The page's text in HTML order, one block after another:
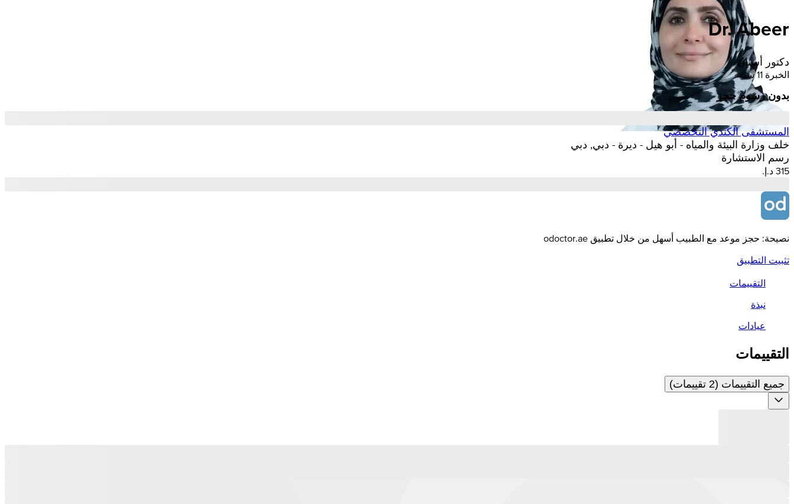
Dr. Abeer
دكتور أسنان
الخبرة 11 سنة
بدون رسوم حجز
المستشفى الكندي التخصصي
خلف وزارة البيئة والمياه - أبو هيل - ديرة - دبي, دبي
رسم الاستشارة
نصيحة: حجز موعد مع الطبيب أسهل من خلال تطبيق odoctor.ae
تثبيت التطبيق
التقييمات
نبذة
عيادات
التقييمات
جميع التقييمات (2 تقييمات)